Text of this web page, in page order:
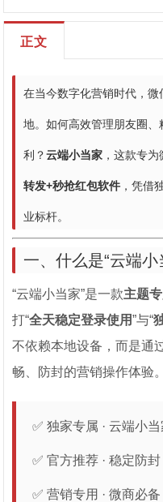
正文
在当今数字化营销时代，
地。如何高效管理朋友圈
利？云端小当家 ，这款专
转发+秒抢红包软件 ，凭借
业标杆。
一、什么是“云端小
“云端小当家”是一款主题
打“全天稳定登录使用”与“
不依赖本地设备，而是通
畅、防封的营销操作体验。
✅ 独家专属 · 云端小当
✅ 官方推荐 · 稳定防
✅ 营销专用 · 微商必